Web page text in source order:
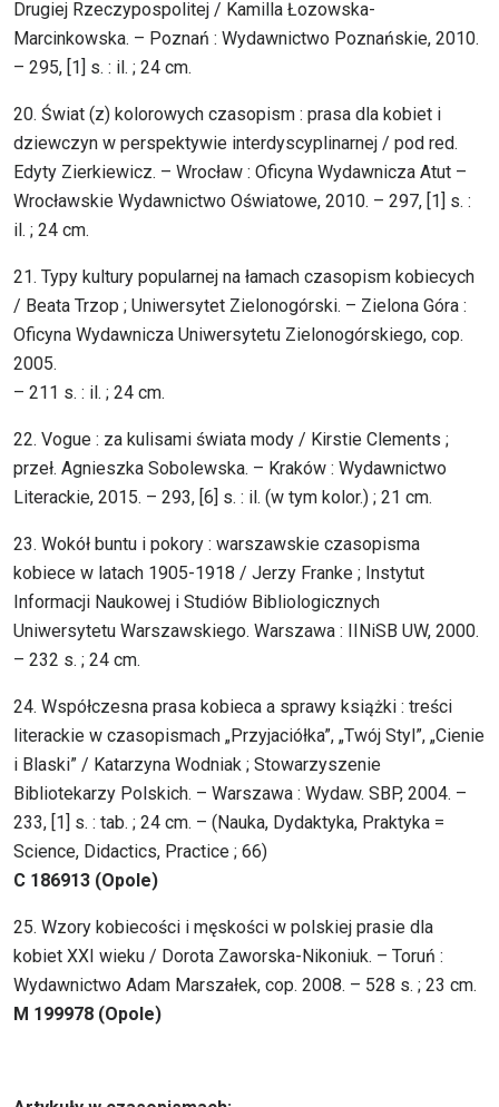
Drugiej Rzeczypospolitej / Kamilla Łozowska-
Marcinkowska. – Poznań : Wydawnictwo Poznańskie, 2010.
– 295, [1] s. : il. ; 24 cm.
20. Świat (z) kolorowych czasopism : prasa dla kobiet i
dziewczyn w perspektywie interdyscyplinarnej / pod red.
Edyty Zierkiewicz. – Wrocław : Oficyna Wydawnicza Atut –
Wrocławskie Wydawnictwo Oświatowe, 2010. – 297, [1] s. :
il. ; 24 cm.
21. Typy kultury popularnej na łamach czasopism kobiecych
/ Beata Trzop ; Uniwersytet Zielonogórski. – Zielona Góra :
Oficyna Wydawnicza Uniwersytetu Zielonogórskiego, cop.
2005.
– 211 s. : il. ; 24 cm.
22. Vogue : za kulisami świata mody / Kirstie Clements ;
przeł. Agnieszka Sobolewska. – Kraków : Wydawnictwo
Literackie, 2015. – 293, [6] s. : il. (w tym kolor.) ; 21 cm.
23. Wokół buntu i pokory : warszawskie czasopisma
kobiece w latach 1905-1918 / Jerzy Franke ; Instytut
Informacji Naukowej i Studiów Bibliologicznych
Uniwersytetu Warszawskiego. Warszawa : IINiSB UW, 2000.
– 232 s. ; 24 cm.
24. Współczesna prasa kobieca a sprawy książki : treści
literackie w czasopismach „Przyjaciółka”, „Twój Styl”, „Cienie
i Blaski” / Katarzyna Wodniak ; Stowarzyszenie
Bibliotekarzy Polskich. – Warszawa : Wydaw. SBP, 2004. –
233, [1] s. : tab. ; 24 cm. – (Nauka, Dydaktyka, Praktyka =
Science, Didactics, Practice ; 66)
C 186913 (Opole)
25. Wzory kobiecości i męskości w polskiej prasie dla
kobiet XXI wieku / Dorota Zaworska-Nikoniuk. – Toruń :
Wydawnictwo Adam Marszałek, cop. 2008. – 528 s. ; 23 cm.
M 199978 (Opole)